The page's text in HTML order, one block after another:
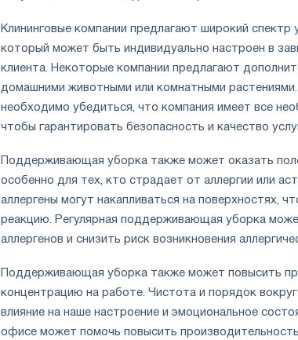
Клининговые компании предлагают широкий спектр
который может быть индивидуально настроен в
клиента. Некоторые компании предлагают
домашними животными или комнатными
необходимо убедиться, что компания имеет все
чтобы гарантировать безопасность и качество
Поддерживающая уборка также может оказать
особенно для тех, кто страдает от аллергии или
аллергены могут накапливаться на поверхностях,
реакцию. Регулярная поддерживающая уборка
аллергенов и снизить риск возникновения
Поддерживающая уборка также может повысить
концентрацию на работе. Чистота и порядок
влияние на наше настроение и эмоциональное
офисе может помочь повысить